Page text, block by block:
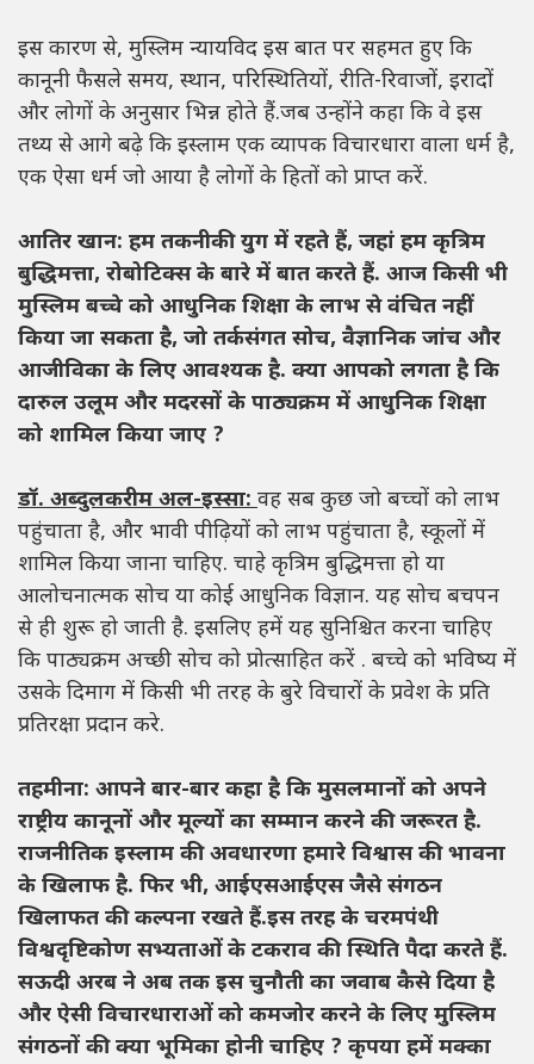
इस कारण से, मुस्लिम न्यायविद इस बात पर सहमत हुए कि
कानूनी फैसले समय, स्थान, परिस्थितियों, रीति-रिवाजों, इरादों
और लोगों के अनुसार भिन्न होते हैं.जब उन्होंने कहा कि वे इस
तथ्य से आगे बढ़े कि इस्लाम एक व्यापक विचारधारा वाला धर्म है,
एक ऐसा धर्म जो आया है लोगों के हितों को प्राप्त करें.
आतिर खान: हम तकनीकी युग में रहते हैं, जहां हम कृत्रिम
बुद्धिमत्ता, रोबोटिक्स के बारे में बात करते हैं. आज किसी भी
मुस्लिम बच्चे को आधुनिक शिक्षा के लाभ से वंचित नहीं
किया जा सकता है, जो तर्कसंगत सोच, वैज्ञानिक जांच और
आजीविका के लिए आवश्यक है. क्या आपको लगता है कि
दारुल उलूम और मदरसों के पाठ्यक्रम में आधुनिक शिक्षा
को शामिल किया जाए ?
डॉ. अब्दुलकरीम अल-इस्सा:वह सब कुछ जो बच्चों को लाभ
पहुंचाता है, और भावी पीढ़ियों को लाभ पहुंचाता है, स्कूलों में
शामिल किया जाना चाहिए. चाहे कृत्रिम बुद्धिमत्ता हो या
आलोचनात्मक सोच या कोई आधुनिक विज्ञान. यह सोच बचपन
से ही शुरू हो जाती है. इसलिए हमें यह सुनिश्चित करना चाहिए
कि पाठ्यक्रम अच्छी सोच को प्रोत्साहित करें . बच्चे को भविष्य में
उसके दिमाग में किसी भी तरह के बुरे विचारों के प्रवेश के प्रति
प्रतिरक्षा प्रदान करे.
तहमीना: आपने बार-बार कहा है कि मुसलमानों को अपने
राष्ट्रीय कानूनों और मूल्यों का सम्मान करने की जरूरत है.
राजनीतिक इस्लाम की अवधारणा हमारे विश्वास की भावना
के खिलाफ है. फिर भी, आईएसआईएस जैसे संगठन
खिलाफत की कल्पना रखते हैं.इस तरह के चरमपंथी
विश्वदृष्टिकोण सभ्यताओं के टकराव की स्थिति पैदा करते हैं.
सऊदी अरब ने अब तक इस चुनौती का जवाब कैसे दिया है
और ऐसी विचारधाराओं को कमजोर करने के लिए मुस्लिम
संगठनों की क्या भूमिका होनी चाहिए ? कृपया हमें मक्का